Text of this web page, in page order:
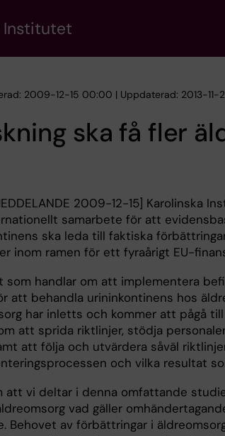
Institutet
2009-12-15 00:00 | Uppdaterad: 2013-11-
ska få fler
2009-12-15] Karolinska
samarbete för att
ska leda till faktiska
inom ramen för ett fyraårigt EU-
som handlar om att implementera
att behandla urininkontinens hos
har inletts och kommer att pågå
att sprida riktlinjer, stödja
att följa och utvärdera såväl
och vilka resultat
att vi deltar i denna omfattande
vad gäller
Behovet av förbättringar i